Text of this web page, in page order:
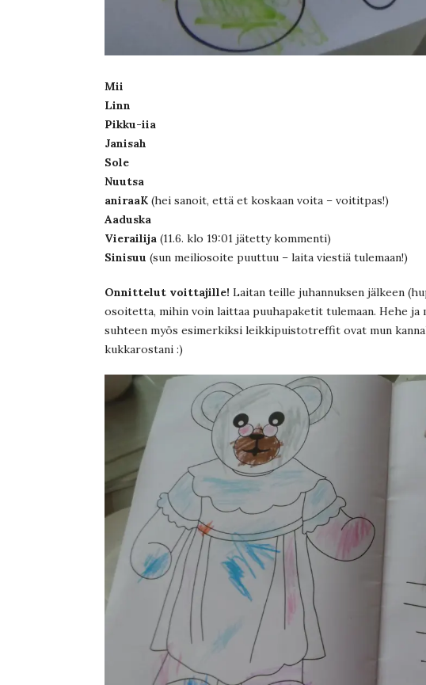
Mii
Linn
Pikku-iia
Janisah
Sole
Nuutsa
aniraaK (hei sanoit, että et koskaan voita – voititpas!)
Aaduska
Vierailija (11.6. klo 19:01 jätetty kommenti)
Sinisuu (sun meiliosoite puuttuu – laita viestiä tulemaan!)
Onnittelut voittajille! Laitan teille juhannuksen jälkeen
osoitetta, mihin voin laittaa puuhapaketit tulemaan. Hehe
suhteen myös esimerkiksi leikkipuistotreffit ovat mun
kukkarostani :)